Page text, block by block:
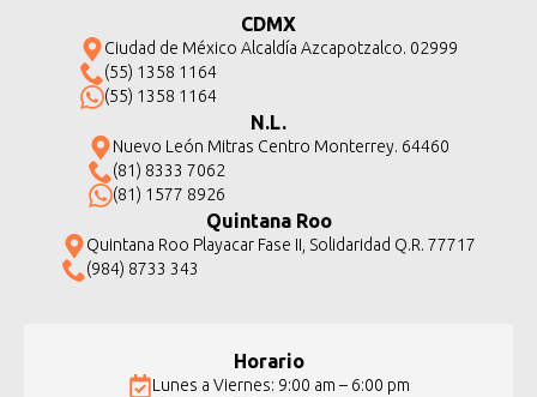
CDMX
Ciudad de México Alcaldía Azcapotzalco. 02999
(55) 1358 1164
(55) 1358 1164
N.L.
Nuevo León Mitras Centro Monterrey. 64460
(81) 8333 7062
(81) 1577 8926
Quintana Roo
Quintana Roo Playacar Fase II, Solidaridad Q.R. 77717
(984) 8733 343
Horario
Lunes a Viernes: 9:00 am – 6:00 pm